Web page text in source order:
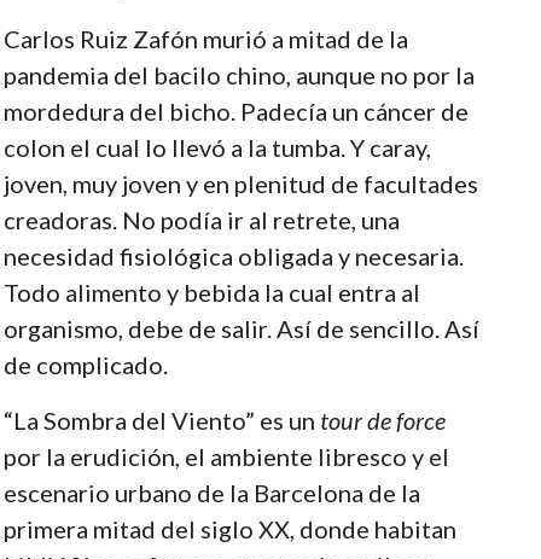
Carlos Ruiz Zafón murió a mitad de la
pandemia del bacilo chino, aunque no por la
mordedura del bicho. Padecía un cáncer de
colon el cual lo llevó a la tumba. Y caray,
joven, muy joven y en plenitud de facultades
creadoras. No podía ir al retrete, una
necesidad fisiológica obligada y necesaria.
Todo alimento y bebida la cual entra al
organismo, debe de salir. Así de sencillo. Así
de complicado.
“La Sombra del Viento” es un tour de force
por la erudición, el ambiente libresco y el
escenario urbano de la Barcelona de la
primera mitad del siglo XX, donde habitan